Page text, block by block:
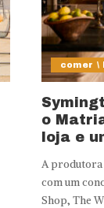
comer \
o
loja e
A produtora
com um
Shop, The